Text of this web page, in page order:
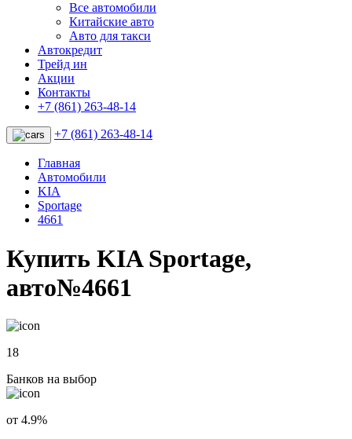
Все автомобили
Китайские авто
Авто для такси
Автокредит
Трейд ин
Акции
Контакты
+7 (861) 263-48-14
+7 (861) 263-48-14
Главная
Автомобили
KIA
Sportage
4661
Купить KIA Sportage,
авто№4661
18
Банков на выбор
от 4.9%